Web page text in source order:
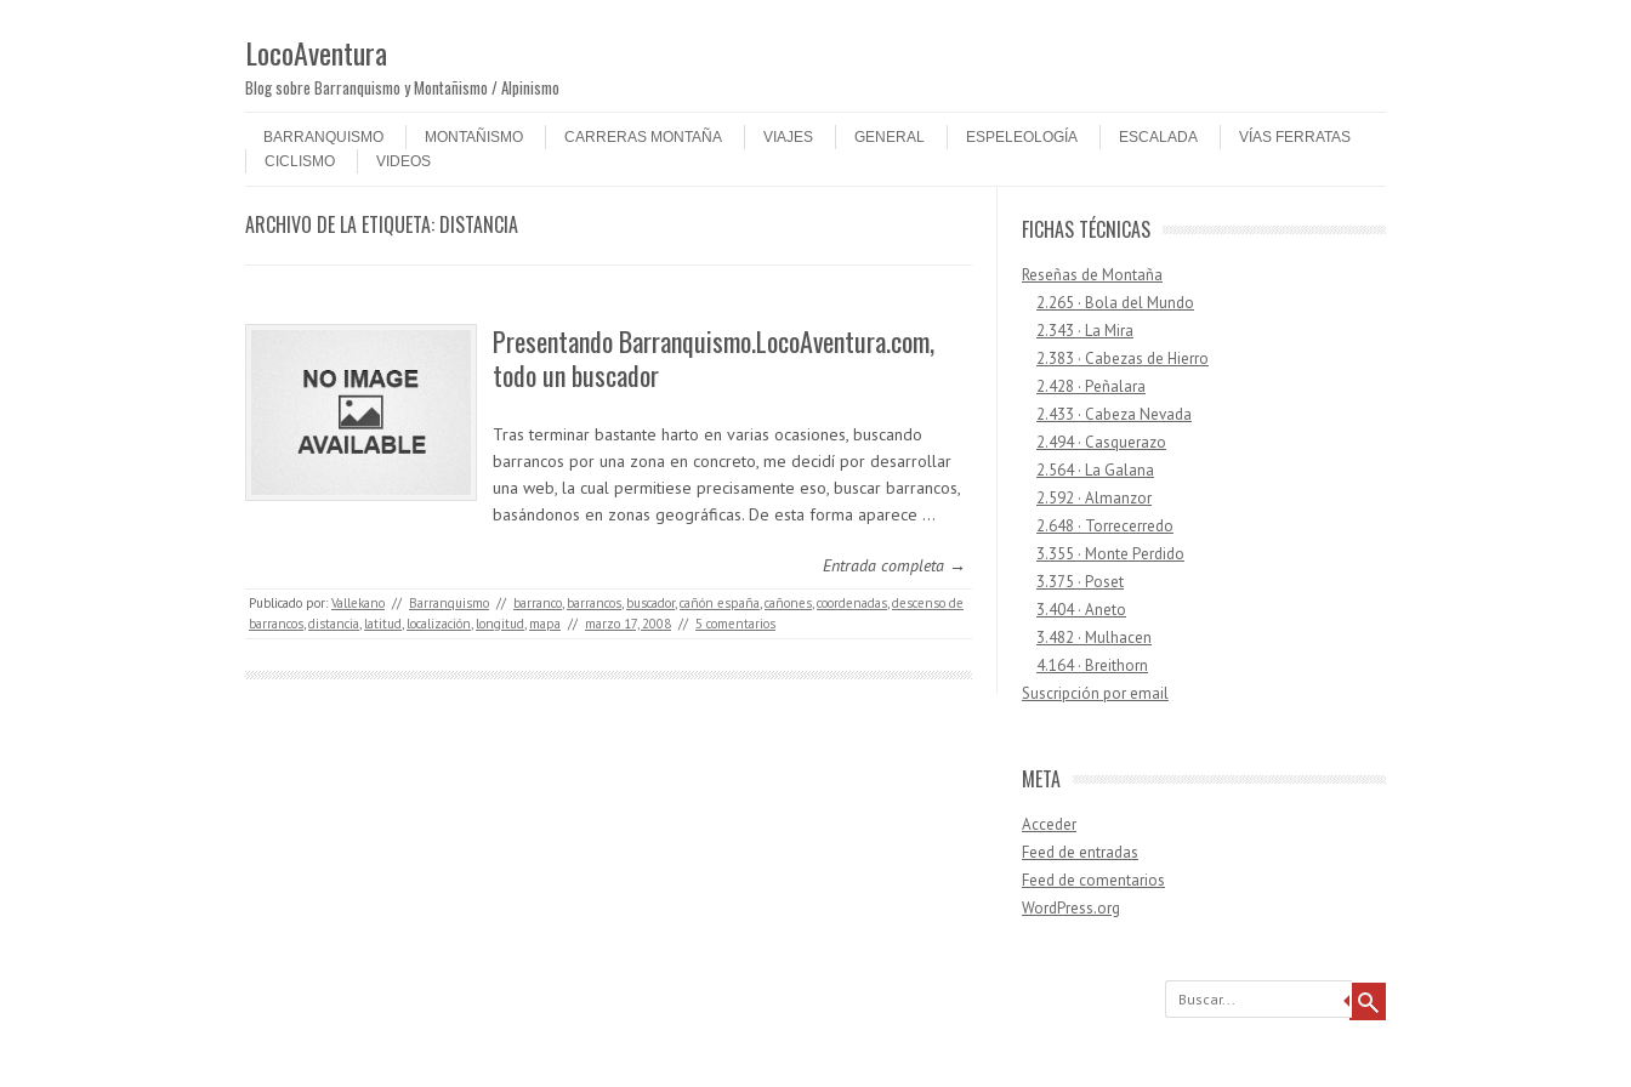
LocoAventura
Blog sobre Barranquismo y Montañismo / Alpinismo
Menú
BARRANQUISMO
MONTAÑISMO CARRERAS MONTAÑA VIAJES GENERAL ESPELEOLOGÍA ESCALADA
VÍAS FERRATAS
CICLISMO
VIDEOS
ARCHIVO DE LA ETIQUETA: DISTANCIA
Presentando Barranquismo.LocoAventura.com,
todo un buscador
Tras terminar bastante harto en varias ocasiones, buscando
barrancos por una zona en concreto, me decidí por desarrollar
una web, la cual permitiese precisamente eso, buscar barrancos,
basándonos en zonas geográficas. De esta forma aparece …
Entrada completa →
Publicado por: Vallekano // Barranquismo // barranco, barrancos, buscador,cañón españa,cañones,coordenadas,descenso de
barrancos,distancia, latitud, localización, longitud, mapa // marzo 17, 2008 // 5 comentarios
FICHAS TÉCNICAS
Reseñas de Montaña
2.265 · Bola del Mundo
2.343 · La Mira
2.383 · Cabezas de Hierro
2.428 · Peñalara
2.433 · Cabeza Nevada
2.494 · Casquerazo
2.564 · La Galana
2.592 · Almanzor
2.648 · Torrecerredo
3.355 · Monte Perdido
3.375 · Poset
3.404 · Aneto
3.482 · Mulhacen
4.164 · Breithorn
Suscripción por email
META
Acceder
Feed de entradas
Feed de comentarios
WordPress.org